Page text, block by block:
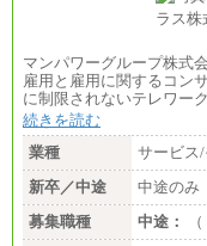
マンパワーグループ株式
雇用と雇用に関するコン
に制限されないテレワー
続きを読む
業種
サービス
新卒／中途
中途のみ
募集職種
中途：